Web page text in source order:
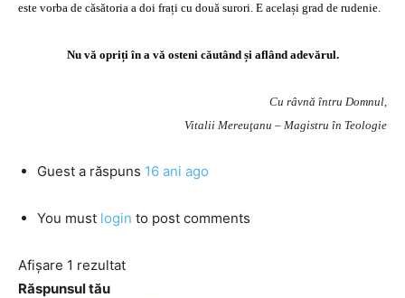
este vorba de căsătoria a doi frați cu două surori. E același grad de rudenie.
Nu vă opriți în a vă osteni căutând și aflând adevărul.
Cu râvnă întru Domnul,
Vitalii Mereuţanu – Magistru în Teologie
Guest a răspuns 16 ani ago
You must login to post comments
Afișare 1 rezultat
Răspunsul tău